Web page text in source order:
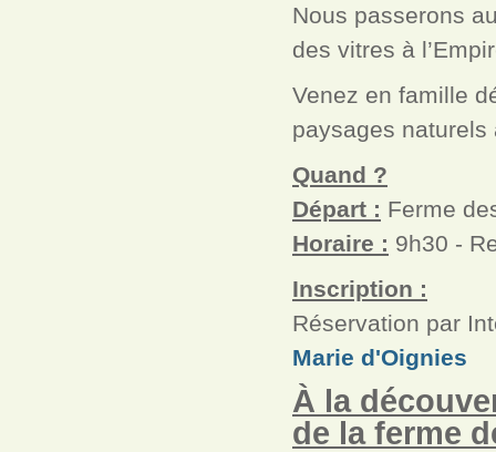
Nous passerons
des vitres à
Venez en famille
paysages naturels
Quand ?
Départ : Ferme
Horaire : 9h30 -
Inscription :
Réservation par
Marie d'Oignies
À la
de la ferme